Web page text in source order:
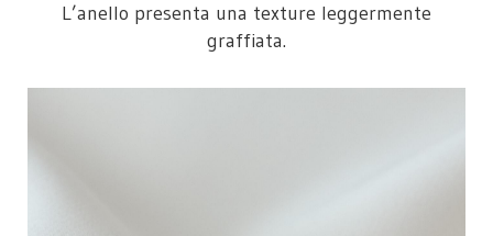
L’anello presenta una texture leggermente
graffiata.